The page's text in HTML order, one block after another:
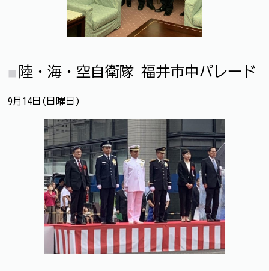
陸・海・空自衛隊 福井市中パレード
9月14日(日曜日)